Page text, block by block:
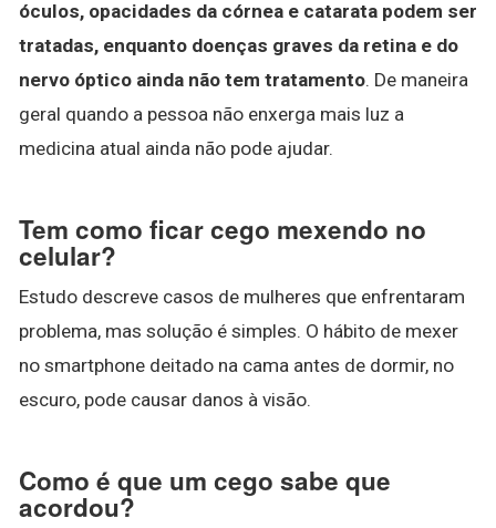
óculos, opacidades da córnea e catarata podem ser
tratadas, enquanto doenças graves da retina e do
nervo óptico ainda não tem tratamento. De maneira
geral quando a pessoa não enxerga mais luz a
medicina atual ainda não pode ajudar.
Tem como ficar cego mexendo no
celular?
Estudo descreve casos de mulheres que enfrentaram
problema, mas solução é simples. O hábito de mexer
no smartphone deitado na cama antes de dormir, no
escuro, pode causar danos à visão.
Como é que um cego sabe que
acordou?